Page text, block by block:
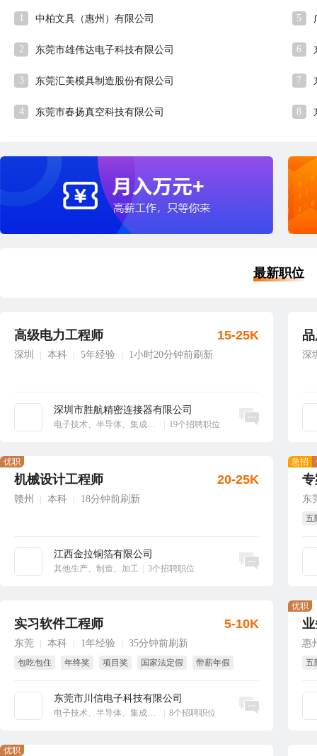
1 中柏文具（惠州）有限公司
2 东莞市雄伟达电子科技有限公司
3 东莞汇美模具制造股份有限公司
4 东莞市春扬真空科技有限公司
5
6
7
8
最新职位
高级电力工程师
深圳 本科 5年经验 1小时20分钟前刷新
深圳市胜航精密连接器有限公司
电子技术、半导体、集成电路 19个招聘职位
15-25K
立即沟通
深
机械设计工程师
赣州 本科 18分钟前刷新
江西金拉铜箔有限公司
其他生产、制造、加工 3个招聘职位
优职
20-25K
立即沟通
东
五
急招
实习软件工程师
东莞 本科 1年经验 35分钟前刷新
包吃包住 年终奖 项目奖 国家法定假 带薪年假
东莞市川信电子科技有限公司
电子技术、半导体、集成电路 8个招聘职位
5-10K
立即沟通
惠
五
优职
优职